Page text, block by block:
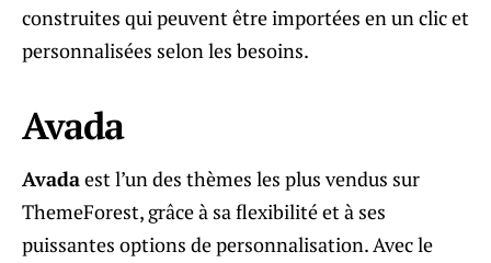
construites qui peuvent être importées en un clic et
personnalisées selon les besoins.
Avada
Avadaest l’un des thèmes les plus vendus sur
ThemeForest, grâce à sa flexibilité et à ses
puissantes options de personnalisation. Avec le